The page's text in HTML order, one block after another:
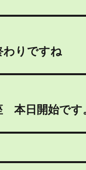
わりですね
本日開始です